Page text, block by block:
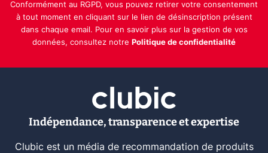
Conformément au RGPD, vous pouvez retirer votre consentement
à tout moment en cliquant sur le lien de désinscription présent
dans chaque email. Pour en savoir plus sur la gestion de vos
données, consultez notre Politique de confidentialité
Indépendance, transparence et expertise
Clubic est un média de recommandation de produits